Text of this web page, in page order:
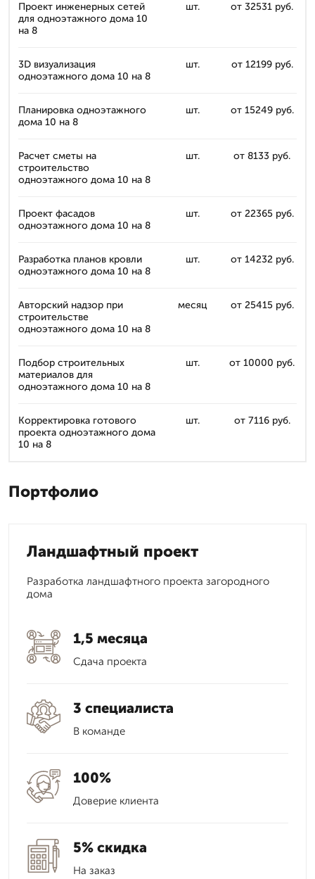
Проект инженерных сетей
для одноэтажного дома 10
на 8
шт. от 32531 руб.
3D визуализация
одноэтажного дома 10 на 8
шт. от 12199 руб.
Планировка одноэтажного
дома 10 на 8
шт. от 15249 руб.
Расчет сметы на
строительство
одноэтажного дома 10 на 8
шт. от 8133 руб.
Проект фасадов
одноэтажного дома 10 на 8
шт. от 22365 руб.
Разработка планов кровли
одноэтажного дома 10 на 8
шт. от 14232 руб.
Авторский надзор при
строительстве
одноэтажного дома 10 на 8
месяц от 25415 руб.
Подбор строительных
материалов для
одноэтажного дома 10 на 8
шт. от 10000 руб.
Корректировка готового
проекта одноэтажного дома
10 на 8
шт. от 7116 руб.
Портфолио
Ландшафтный проект
Разработка ландшафтного проекта загородного
дома
1,5 месяца
Сдача проекта
3 специалиста
В команде
100%
Доверие клиента
5% скидка
На заказ